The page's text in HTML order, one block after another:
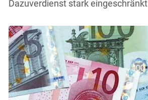
Dazuverdienst stark